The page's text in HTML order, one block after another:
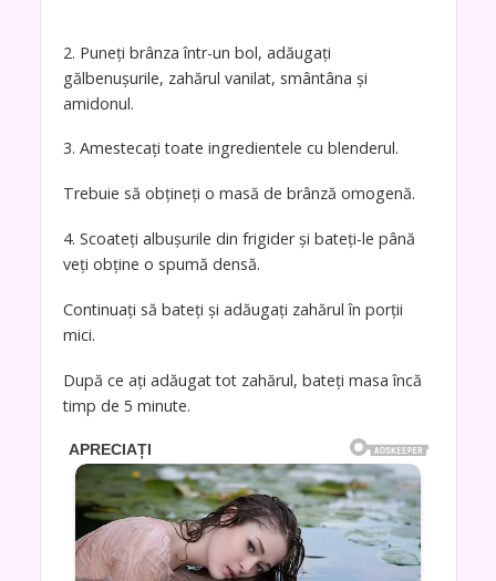
2. Puneți brânza într-un bol, adăugați
gălbenușurile, zahărul vanilat, smântâna și
amidonul.
3. Amestecați toate ingredientele cu blenderul.
Trebuie să obțineți o masă de brânză omogenă.
4. Scoateți albușurile din frigider și bateți-le până
veți obține o spumă densă.
Continuați să bateți și adăugați zahărul în porții
mici.
După ce ați adăugat tot zahărul, bateți masa încă
timp de 5 minute.